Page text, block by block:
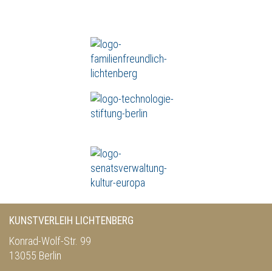
KUNSTVERLEIH LICHTENBERG
Konrad-Wolf-Str. 99
13055 Berlin